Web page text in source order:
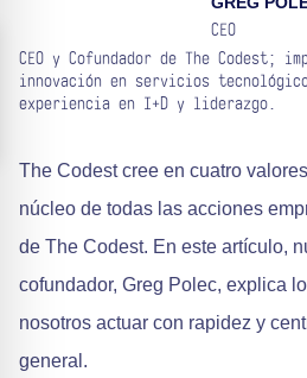
CEO
CEO y Cofundador de The Codest;
innovación en servicios
experiencia en I+D y liderazgo.
The Codest cree en cuatro
núcleo de todas las acciones
de The Codest. En este artículo,
cofundador, Greg Polec, explica
nosotros actuar con rapidez y
general.